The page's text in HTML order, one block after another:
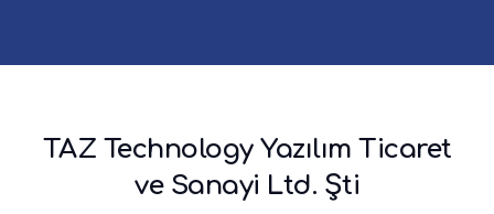
TAZ Technology Yazılım Ticaret
ve Sanayi Ltd. Şti